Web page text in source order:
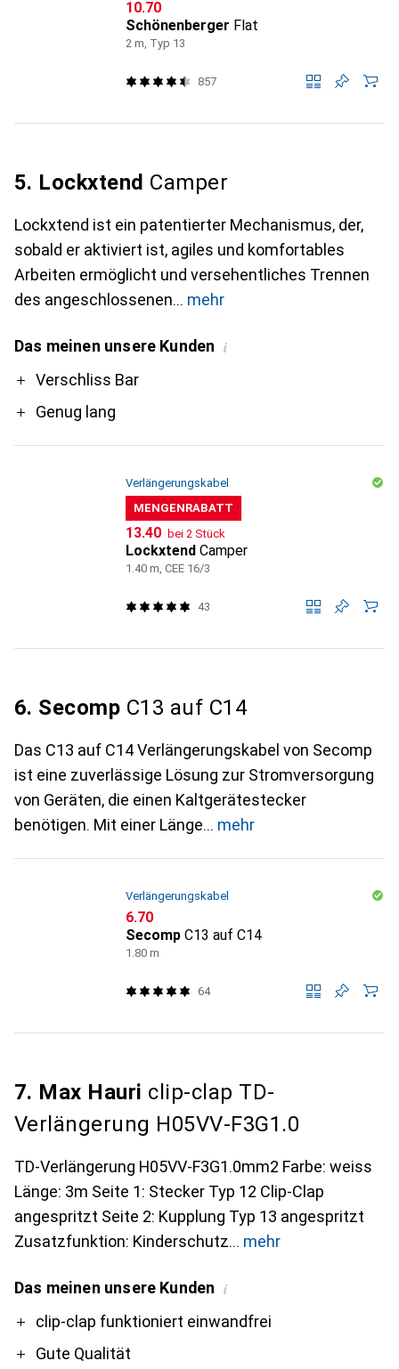
CHF
10.70
Schönenberger Flat
2 m, Typ 13
857
5. Lockxtend Camper
Lockxtend ist ein patentierter Mechanismus, der,
sobald er aktiviert ist, agiles und komfortables
Arbeiten ermöglicht und versehentliches Trennen
des angeschlossenen
mehr
Das meinen unsere Kunden i
ProVerschliss Bar
Genug lang
Verlängerungskabel
MENGENRABATT
CHF
13.40 bei 2 Stück
Lockxtend Camper
1.40 m, CEE 16/3
43
6. Secomp C13 auf C14
Das C13 auf C14 Verlängerungskabel von Secomp
ist eine zuverlässige Lösung zur Stromversorgung
von Geräten, die einen Kaltgerätestecker
benötigen. Mit einer Länge
mehr
Verlängerungskabel
CHF
6.70
Secomp C13 auf C14
1.80 m
64
7. Max Hauri clip-clap TD-
Verlängerung H05VV-F3G1.0
TD-Verlängerung H05VV-F3G1.0mm2 Farbe: weiss
Länge: 3m Seite 1: Stecker Typ 12 Clip-Clap
angespritzt Seite 2: Kupplung Typ 13 angespritzt
Zusatzfunktion: Kinderschutz
mehr
Das meinen unsere Kunden i
Proclip-clap funktioniert einwandfrei
Gute Qualität